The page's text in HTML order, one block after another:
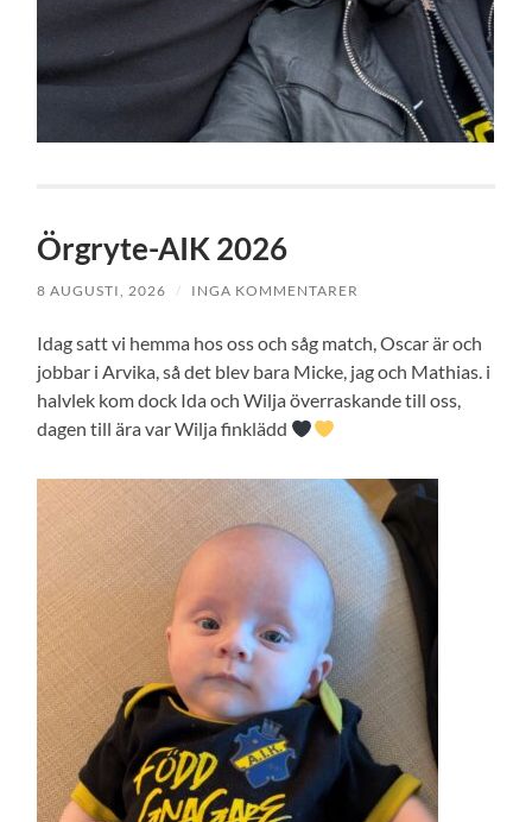
Örgryte-AIK 2026
8 AUGUSTI, 2026 / INGA KOMMENTARER
Idag satt vi hemma hos oss och såg match, Oscar är och
jobbar i Arvika, så det blev bara Micke, jag och Mathias. i
halvlek kom dock Ida och Wilja överraskande till oss,
dagen till ära var Wilja finklädd